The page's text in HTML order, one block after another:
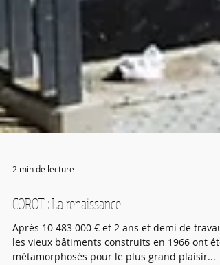
2 min de lecture
COROT : La renaissance
Après 10 483 000 € et 2 ans et demi de